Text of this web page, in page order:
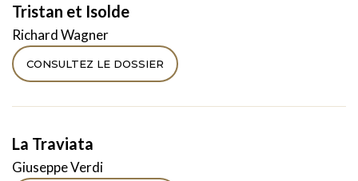
Tristan et Isolde
Richard Wagner
CONSULTEZ LE DOSSIER
La Traviata
Giuseppe Verdi